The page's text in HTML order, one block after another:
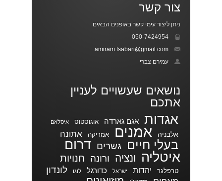
צור קשר
ניתן ליצור עימי קשר באופנים הבאים
050-7424954
amiram.tsabari@gmail.com
עמירם צברי
נושאים שעשויים לעניין
אתכם
אגדות אגם גארדה אוגוסטוס איסלאם
אלבניה אמנים אמריקה אתונה
בעלי חיים גשרים דרום
איטליה
ונציה ורונה חנויות
טרפלגר יהדות ישראל כדורגל לוגו לונדון